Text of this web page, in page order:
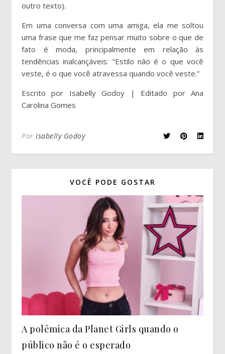
outro texto).
Em uma conversa com uma amiga, ela me soltou
uma frase que me faz pensar muito sobre o que de
fato é moda, principalmente em relação às
tendências inalcançáveis: “Estilo não é o que você
veste, é o que você atravessa quando você veste.”
Escrito por Isabelly Godoy | Editado por Ana
Carolina Gomes
Por Isabelly Godoy
VOCÊ PODE GOSTAR
A polêmica da Planet Girls quando o
público não é o esperado